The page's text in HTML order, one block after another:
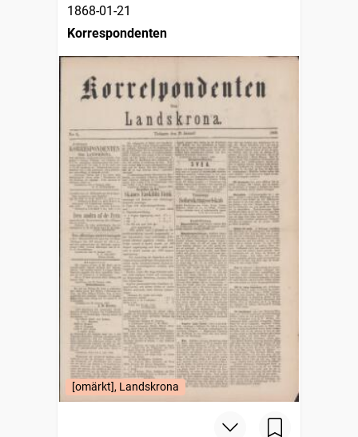
1868-01-21
Korrespondenten
[omärkt], Landskrona